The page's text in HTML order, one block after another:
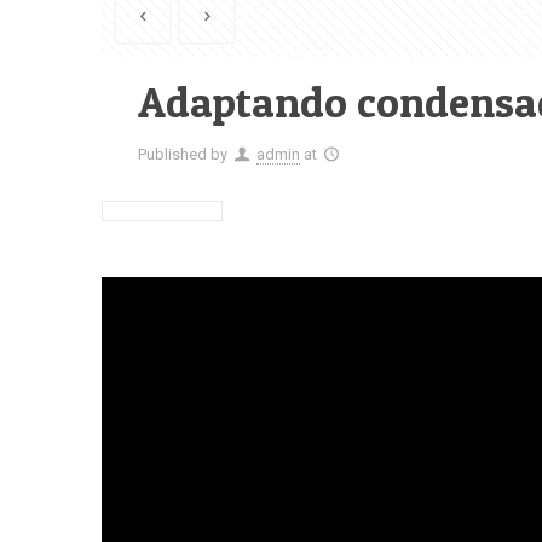
Adaptando
Published by admin at